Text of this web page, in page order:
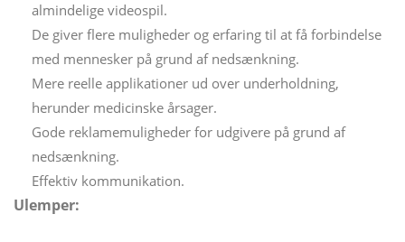
almindelige videospil.
De giver flere muligheder og erfaring til at få forbindelse
med mennesker på grund af nedsænkning.
Mere reelle applikationer ud over underholdning,
herunder medicinske årsager.
Gode ​​reklamemuligheder for udgivere på grund af
nedsænkning.
Effektiv kommunikation.
Ulemper: